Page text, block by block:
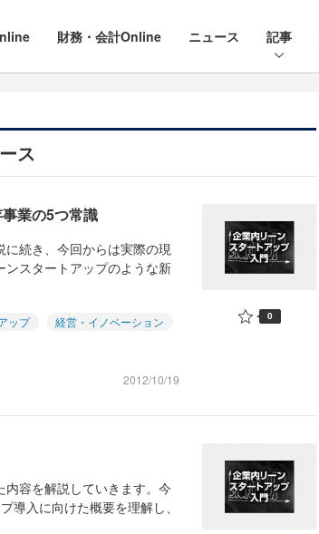
財務・会計Online ニュース 記事
ス
業の5つ常識
続き、今回からは実際の現
スタートアップのような新
ップ
経営・イノベーション
2012/10/19
0
容を解説していきます。今
導入に向けた概要を理解し、